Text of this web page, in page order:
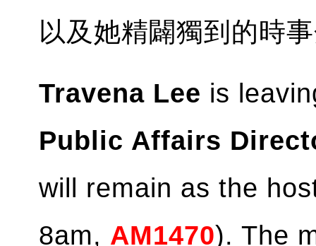
以及她精闢獨到的時
Travena Lee is
Public Affairs
will remain as the
8am, AM1470). The